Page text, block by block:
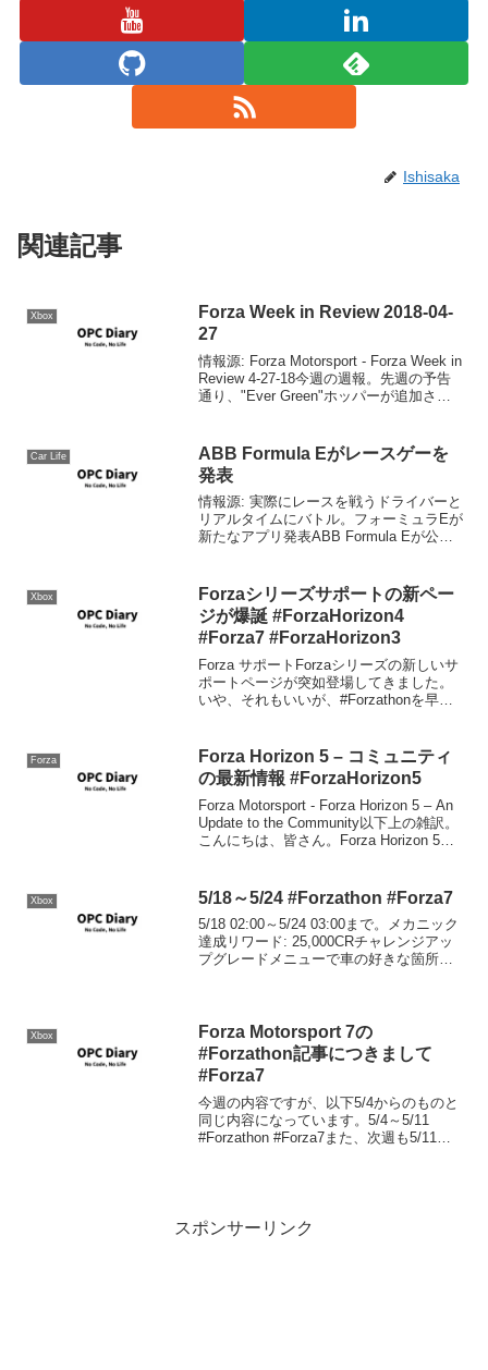
Ishisaka
関連記事
Xbox
Forza Week in Review 2018-04-
27
情報源: Forza Motorsport - Forza Week in
Review 4-27-18今週の週報。先週の予告
通り、"Ever Green"ホッパーが追加され
Car Life
ABB Formula Eがレースゲーを
発表
情報源: 実際にレースを戦うドライバーと
リアルタイムにバトル。フォーミュラEが
新たなアプリ発表ABB Formula Eが公式
無料になるようで、プラットフォームか
らわ...
Xbox
Forzaシリーズサポートの新ペー
ジが爆誕 #ForzaHorizon4
#Forza7 #ForzaHorizon3
Forza サポートForzaシリーズの新しいサ
ポートページが突如登場してきました。
いや、それもいいが、#Forzathonを早く
Forza
Forza Horizon 5 – コミュニティ
の最新情報 #ForzaHorizon5
Forza Motorsport - Forza Horizon 5 – An
Update to the Community以下上の雑訳。
こんにちは、皆さん。Forza Horizon 5の
Xbox 5/18～5/24 #Forzathon #Forza7
5/18 02:00～5/24 03:00まで。メカニック
達成リワード: 25,000CRチャレンジアッ
プグレードメニューで車の好きな箇所を
Xbox
Forza Motorsport 7の
#Forzathon記事につきまして
#Forza7
今週の内容ですが、以下5/4からのものと
同じ内容になっています。5/4～5/11
#Forzathon #Forza7また、次週も5/11か
スポンサーリンク